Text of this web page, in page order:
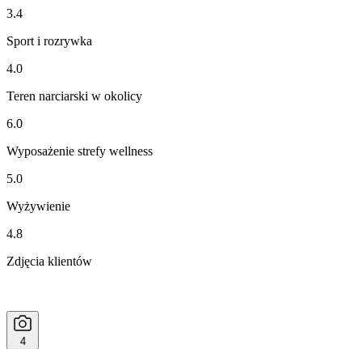
3.4
Sport i rozrywka
4.0
Teren narciarski w okolicy
6.0
Wyposażenie strefy wellness
5.0
Wyżywienie
4.8
Zdjęcia klientów
4